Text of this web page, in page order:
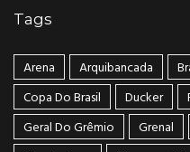
Tags
Arena Arquibancada
Copa Do Brasil
Ducker
Geral Do Grêmio
Grenal